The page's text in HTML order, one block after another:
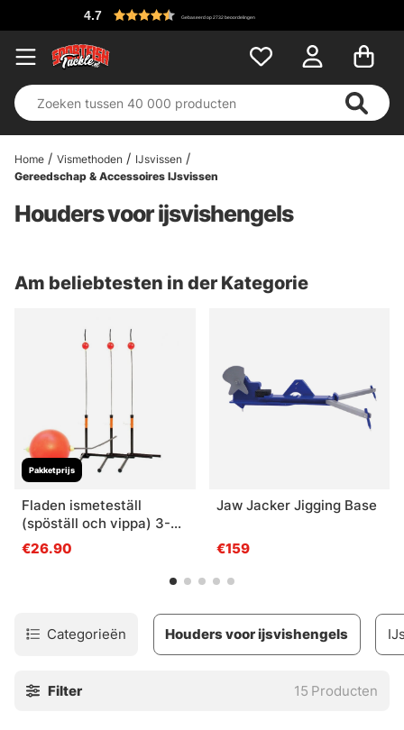
4.7 Gebaseerd op 2732 beoordelingen
Home Vismethoden
IJsvissen
Gereedschap & Accessoires IJsvissen
Houders voor ijsvishengels
Am beliebtesten in der Kategorie
Pakketprijs
Fladen ismeteställ
(spöställ och vippa) 3-
pak
€26.90
Jaw Jacker Jigging Base
€159
Categorieën Houders voor ijsvishengels
Filter 15 Producten